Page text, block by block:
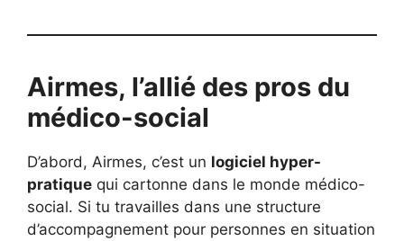
Airmes, l’allié des pros du
médico-social
D’abord, Airmes, c’est un logiciel hyper-
pratique qui cartonne dans le monde médico-
social. Si tu travailles dans une structure
d’accompagnement pour personnes en situation